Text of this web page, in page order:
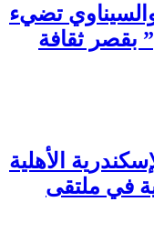
تضيء
ثقافة
الأهلية
في ملتقى